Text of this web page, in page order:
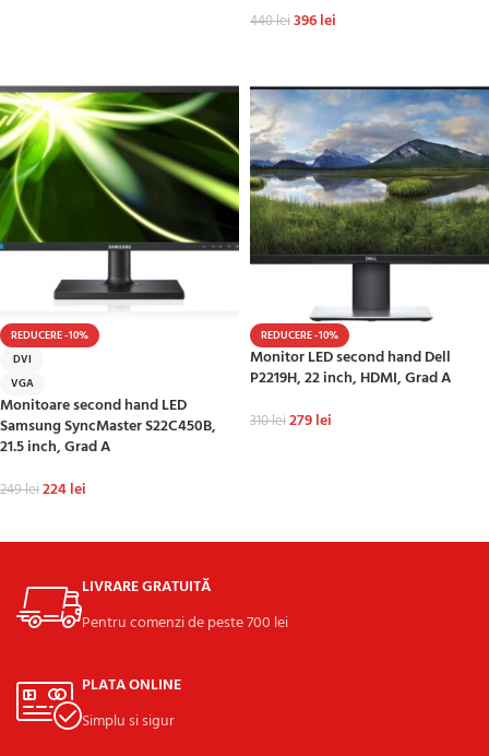
440lei396lei
REDUCERE -10%
DVI
VGA
Monitoare second hand LED
Samsung SyncMaster S22C450B,
21.5 inch, Grad A
249lei224lei
REDUCERE -10%
Monitor LED second hand Dell
P2219H, 22 inch, HDMI, Grad A
310lei279lei
LIVRARE GRATUITĂ
Pentru comenzi de peste 700 lei
PLATA ONLINE
Simplu si sigur